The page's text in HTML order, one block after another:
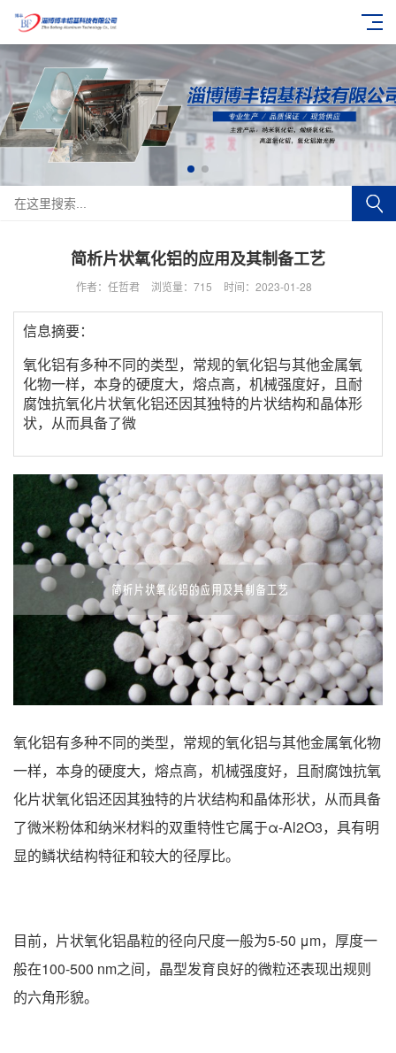
简析片状氧化铝的应用及其制备工艺
作者：任哲君 浏览量： 715 时间：2023-01-28
信息摘要：
氧化铝有多种不同的类型，常规的氧化铝与其他金属氧
化物一样，本身的硬度大，熔点高，机械强度好，且耐
腐蚀抗氧化片状氧化铝还因其独特的片状结构和晶体形
状，从而具备了微
氧化铝有多种不同的类型，常规的氧化铝与其他金属氧化物
一样，本身的硬度大，熔点高，机械强度好，且耐腐蚀抗氧
化片状氧化铝还因其独特的片状结构和晶体形状，从而具备
了微米粉体和纳米材料的双重特性它属于α-Al2O3，具有明
显的鳞状结构特征和较大的径厚比。
目前，片状氧化铝晶粒的径向尺度一般为5-50 μm，厚度一
般在100-500 nm之间，晶型发育良好的微粒还表现出规则
的六角形貌。